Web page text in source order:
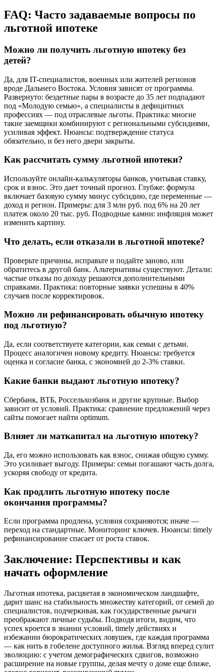
FAQ: Часто задаваемые вопросы по
льготной ипотеке
Можно ли получить льготную ипотеку без
детей?
Да, для IT-специалистов, военных или жителей регионов
вроде Дальнего Востока. Условия зависят от программы.
Развернуто: бездетные пары в возрасте до 35 лет подпадают
под «Молодую семью», а специалисты в дефицитных
профессиях — под отраслевые льготы. Практика: многие
такие заемщики комбинируют с региональными субсидиями,
усиливая эффект. Нюансы: подтверждение статуса
обязательно, и без него двери закрыты.
Как рассчитать сумму льготной ипотеки?
Используйте онлайн-калькуляторы банков, учитывая ставку,
срок и взнос. Это дает точный прогноз. Глубже: формула
включает базовую сумму минус субсидию, где переменные —
доход и регион. Примеры: для 3 млн руб. под 6% на 20 лет
платеж около 20 тыс. руб. Подводные камни: инфляция может
изменить картину.
Что делать, если отказали в льготной ипотеке?
Проверьте причины, исправьте и подайте заново, или
обратитесь в другой банк. Альтернативы существуют. Детали:
частые отказы по доходу решаются дополнительными
справками. Практика: повторные заявки успешны в 40%
случаев после корректировок.
Можно ли рефинансировать обычную ипотеку
под льготную?
Да, если соответствуете категории, как семьи с детьми.
Процесс аналогичен новому кредиту. Нюансы: требуется
оценка и согласие банка, с экономией до 2-3% ставки.
Какие банки выдают льготную ипотеку?
Сбербанк, ВТБ, Россельхозбанк и другие крупные. Выбор
зависит от условий. Практика: сравнение предложений через
сайты помогает найти optimum.
Влияет ли маткапитал на льготную ипотеку?
Да, его можно использовать как взнос, снижая общую сумму.
Это усиливает выгоду. Примеры: семьи погашают часть долга,
ускоряя свободу от кредита.
Как продлить льготную ипотеку после
окончания программы?
Если программа продлена, условия сохраняются; иначе —
переход на стандартные. Мониторинг ключев. Нюансы: timely
рефинансирование спасает от роста ставок.
Заключение: Перспективы и как
начать оформление
Льготная ипотека, расцветая в экономическом ландшафте,
дарит шанс на стабильность множеству категорий, от семей до
специалистов, подчеркивая, как государственные рычаги
преображают личные судьбы. Подводя итоги, видим, что
успех кроется в знании условий, timely действиях и
избежании бюрократических ловушек, где каждая программа
— как нить в гобелене доступного жилья. Взгляд вперед сулит
эволюцию: с учетом демографических сдвигов, возможно
расширение на новые группы, делая мечту о доме еще ближе,